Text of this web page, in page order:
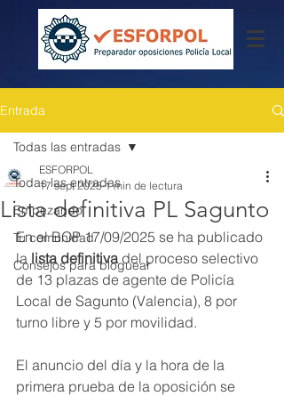
Entrada
Todas las entradas
Empezando
Tu comunidad
Consejos para bloguear
Todas las entradas
Lista definitiva PL Sagunto
ESFORPOL
17 sept 2025 1 min de lectura
En el BOP 17/09/2025 se ha publicado
la lista definitiva del proceso selectivo
de 13 plazas de agente de Policía
Local de Sagunto (Valencia), 8 por
turno libre y 5 por movilidad.
El anuncio del día y la hora de la
primera prueba de la oposición se